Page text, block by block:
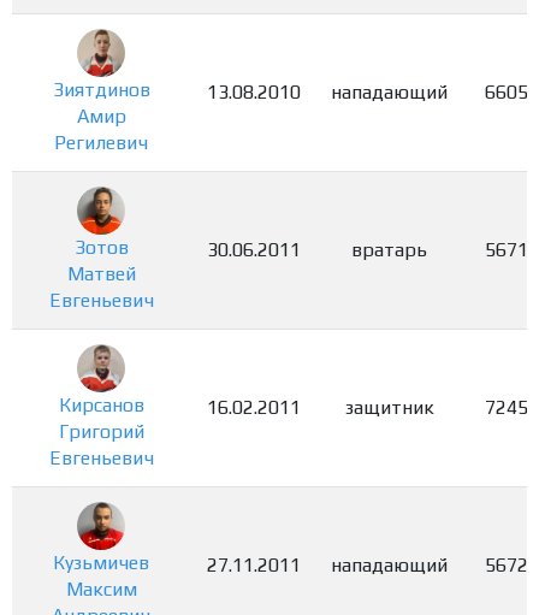
Зиятдинов
Амир
Регилевич
13.08.2010 нападающий 6605
Зотов
Матвей
Евгеньевич
30.06.2011 вратарь 5671
Кирсанов
Григорий
Евгеньевич
16.02.2011 защитник 7245
Кузьмичев
Максим
27.11.2011 нападающий 5672